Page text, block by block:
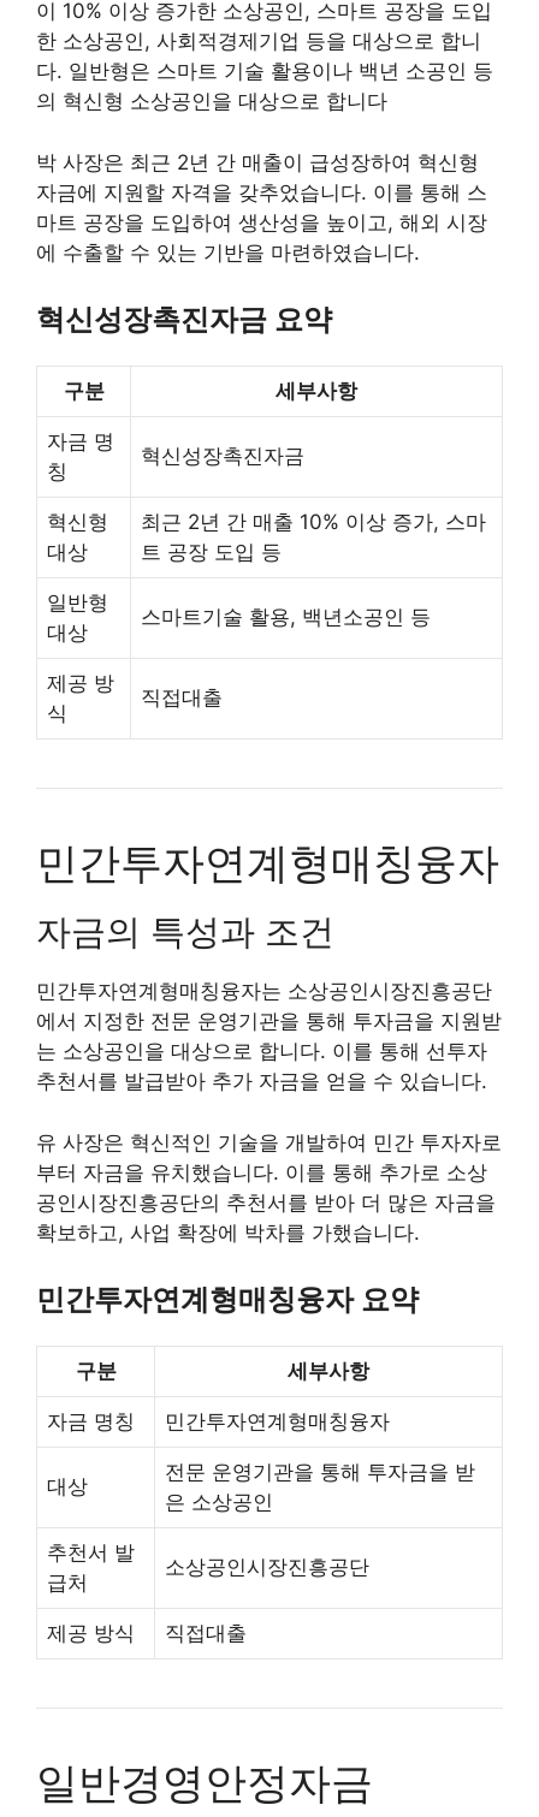
이 10% 이상 증가한 소상공인, 스마트 공장을 도입
한 소상공인, 사회적경제기업 등을 대상으로 합니
다. 일반형은 스마트 기술 활용이나 백년 소공인 등
의 혁신형 소상공인을 대상으로 합니다
박 사장은 최근 2년 간 매출이 급성장하여 혁신형
자금에 지원할 자격을 갖추었습니다. 이를 통해 스
마트 공장을 도입하여 생산성을 높이고, 해외 시장
에 수출할 수 있는 기반을 마련하였습니다.
혁신성장촉진자금 요약
구분 세부사항
자금 명
칭
혁신성장촉진자금
혁신형
대상
최근 2년 간 매출 10% 이상 증가, 스마
트 공장 도입 등
일반형
대상
스마트기술 활용, 백년소공인 등
제공 방
식
직접대출
민간투자연계형매칭융자
자금의 특성과 조건
민간투자연계형매칭융자는 소상공인시장진흥공단
에서 지정한 전문 운영기관을 통해 투자금을 지원받
는 소상공인을 대상으로 합니다. 이를 통해 선투자
추천서를 발급받아 추가 자금을 얻을 수 있습니다.
유 사장은 혁신적인 기술을 개발하여 민간 투자자로
부터 자금을 유치했습니다. 이를 통해 추가로 소상
공인시장진흥공단의 추천서를 받아 더 많은 자금을
확보하고, 사업 확장에 박차를 가했습니다.
민간투자연계형매칭융자 요약
구분 세부사항
자금 명칭 민간투자연계형매칭융자
대상
전문 운영기관을 통해 투자금을 받
은 소상공인
추천서 발
급처
소상공인시장진흥공단
제공 방식 직접대출
일반경영안정자금